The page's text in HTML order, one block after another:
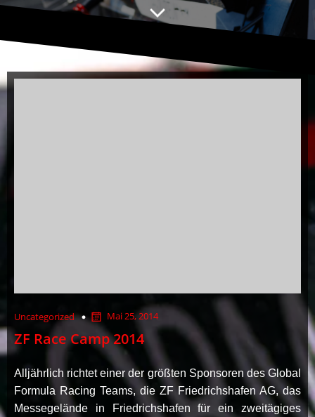
Uncategorized Mai 25, 2014
ZF Race Camp 2014
Alljährlich richtet einer der größten Sponsoren des Global
Formula Racing Teams, die ZF Friedrichshafen AG, das
Messegelände in Friedrichshafen für ein zweitägiges